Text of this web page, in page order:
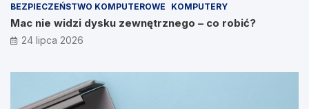
BEZPIECZEŃSTWO KOMPUTEROWE KOMPUTERY
Mac nie widzi dysku zewnętrznego – co robić?
24 lipca 2026